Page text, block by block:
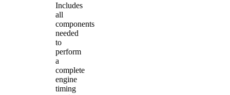
Includes
all
components
needed
to
perform
a
complete
engine
timing